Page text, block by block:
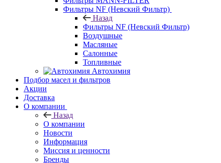
Фильтры NF (Невский Фильтр)
Назад
Фильтры NF (Невский Фильтр)
Воздушные
Масляные
Салонные
Топливные
Автохимия
Подбор масел и фильтров
Акции
Доставка
О компании
Назад
О компании
Новости
Информация
Миссия и ценности
Бренды